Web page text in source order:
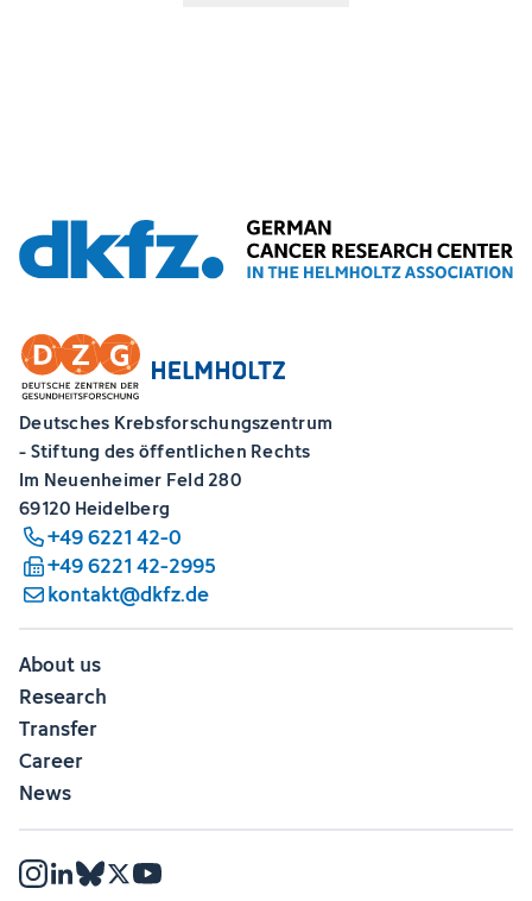
Deutsches Krebsforschungszentrum
- Stiftung des öffentlichen Rechts
Im Neuenheimer Feld 280
69120 Heidelberg
+49 6221 42-0
+49 6221 42-2995
kontakt@dkfz.de
About us
Research
Transfer
Career
News